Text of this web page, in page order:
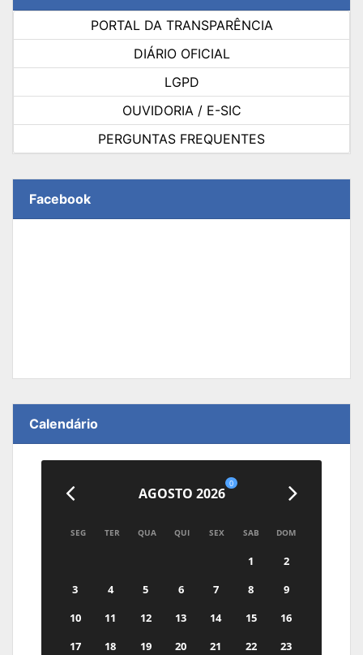
PORTAL DA TRANSPARÊNCIA
DIÁRIO OFICIAL
LGPD
OUVIDORIA / E-SIC
PERGUNTAS FREQUENTES
Facebook
Calendário
AGOSTO 2026
0
SEG TER QUA QUI SEX SAB DOM
1
2
3
4 5 6 7 8
9
10
11 12 13 14 15
16
17
18 19 20 21 22
23